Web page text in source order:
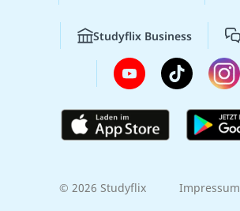
Studyflix Business
© 2026 Studyflix Impressum